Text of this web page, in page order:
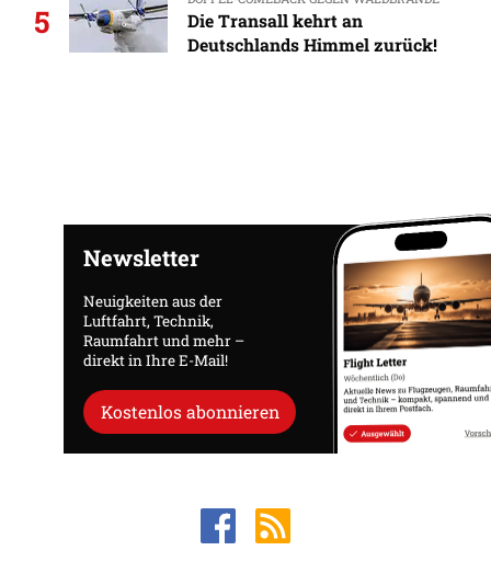
5
Die Transall kehrt an
Deutschlands Himmel zurück!
Newsletter
Neuigkeiten aus der
Luftfahrt, Technik,
Raumfahrt und mehr –
direkt in Ihre E-Mail!
Kostenlos abonnieren